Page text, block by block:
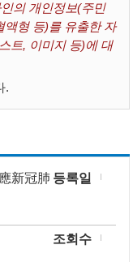
의 개인정보(주민
액형 등)를 유출한 자
트, 이미지 등)에 대
.
新冠肺 등록일
조회수